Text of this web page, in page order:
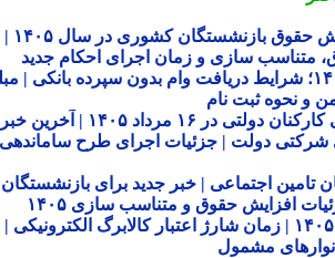
جدیدترین خبر افزایش حقوق بازنشستگان کشوری در سال ۱۴۰۵ |
سازی و زمان اجرای احکام جدید
بدون سپرده ۱۴۰۵؛ شرایط دریافت وام بدون سپرده بانکی | مبلغ
ثبت نام
گام نهایی ساماندهی کارکنان دولتی در ۱۶ مرداد ۱۴۰۵ | آخرین خبر
دولت | جزئیات اجرای طرح ساماندهی
اجتماعی | خبر جدید برای بازنشستگان و
حقوق و متناسب سازی ۱۴۰۵
مبلغ کالابرگ مرداد ۱۴۰۵ | زمان شارژ اعتبار کالابرگ الکترونیکی |
مشمول